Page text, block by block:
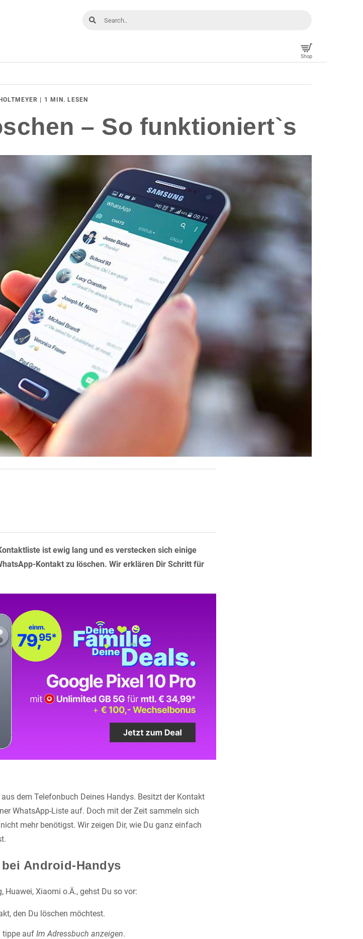
1 MIN. LESEN
– So funktioniert`s
ist ewig lang und es verstecken sich einige
Kontakt zu löschen. Wir erklären Dir Schritt für
dem Telefonbuch Deines Handys. Besitzt der Kontakt
WhatsApp-Liste auf. Doch mit der Zeit sammeln sich
mehr benötigst. Wir zeigen Dir, wie Du ganz einfach
Android-Handys
Huawei, Xiaomi o.Ä., gehst Du so vor:
den Du löschen möchtest.
tippe aufIm Adressbuch anzeigen.